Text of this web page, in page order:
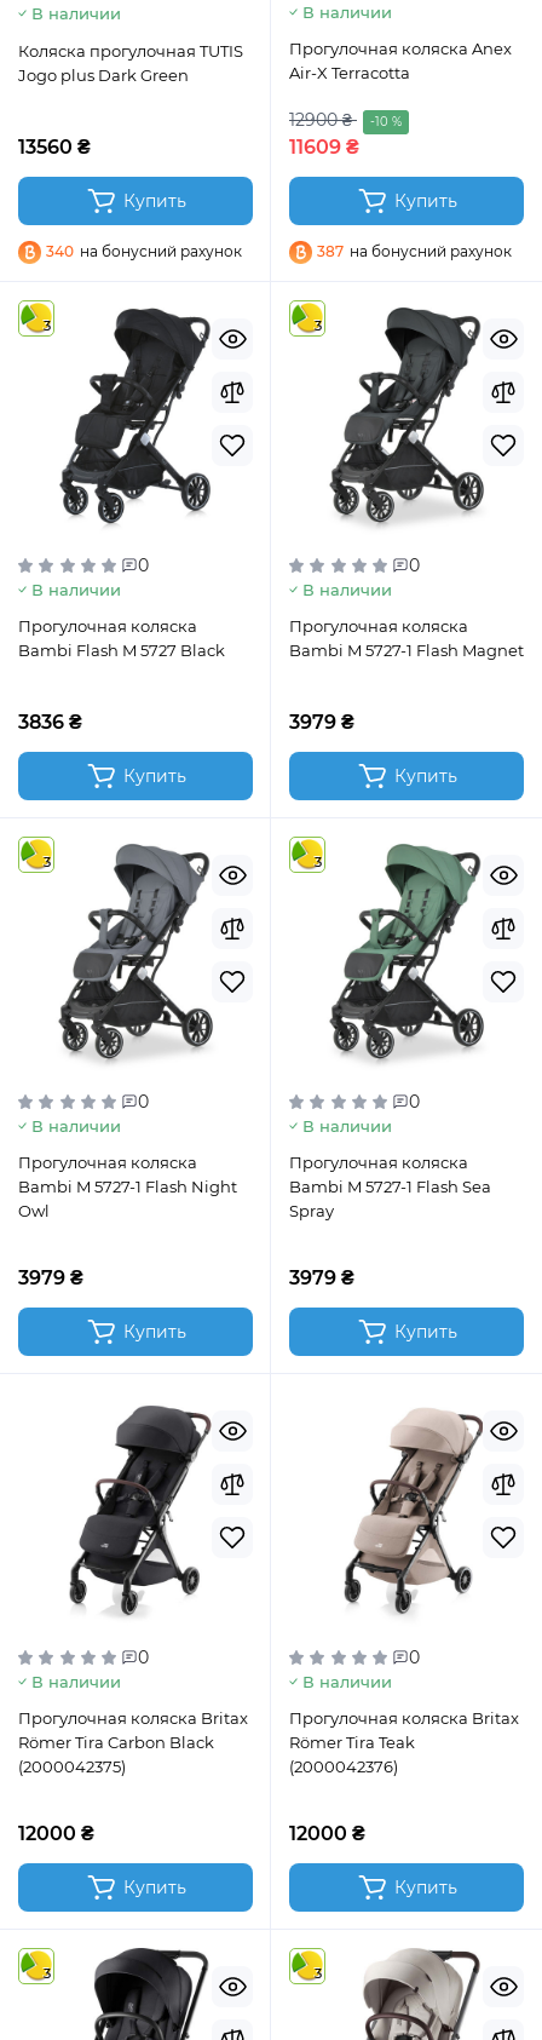
В наличии
Коляска прогулочная TUTIS
Jogo plus Dark Green
13560 ₴
Купить
340 на бонусний рахунок
В наличии
Прогулочная коляска Anex
Air-X Terracotta
12900 ₴ -10 %
11609 ₴
Купить
387 на бонусний рахунок
3
0
В наличии
Прогулочная коляска
Bambi Flash M 5727 Black
3836 ₴
Купить
3
0
В наличии
Прогулочная коляска
Bambi M 5727-1 Flash Magnet
3979 ₴
Купить
3
0
В наличии
Прогулочная коляска
Bambi M 5727-1 Flash Night
Owl
3979 ₴
Купить
3
0
В наличии
Прогулочная коляска
Bambi M 5727-1 Flash Sea
Spray
3979 ₴
Купить
0
В наличии
Прогулочная коляска Britax
Römer Tira Carbon Black
(2000042375)
12000 ₴
Купить
0
В наличии
Прогулочная коляска Britax
Römer Tira Teak
(2000042376)
12000 ₴
Купить
3 3